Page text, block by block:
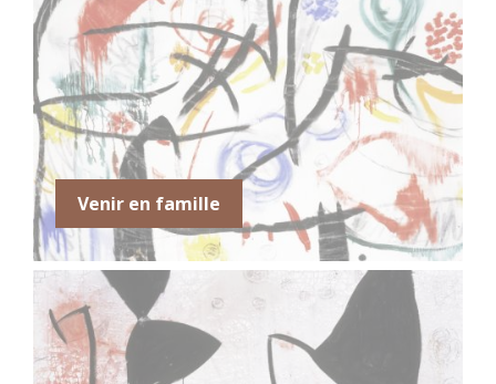
22 juillet 2026
mercredi
Toute la
journée
Joan Miró. Majorque, l'atelier
des rêves
23 juillet 2026
jeudi
Toute la
journée
Joan Miró. Majorque, l'atelier
des rêves
24 juillet 2026
vendredi
Toute la
journée
Joan Miró. Majorque, l'atelier
des rêves
25 juillet 2026
samedi
Venir en famille